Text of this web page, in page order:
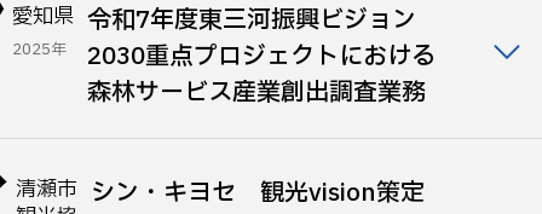
愛知県
2025年
令和7年度東三河振興ビジョン
2030重点プロジェクトにおける
森林サービス産業創出調査業務
清瀬市 シン・キヨセ 観光vision策定